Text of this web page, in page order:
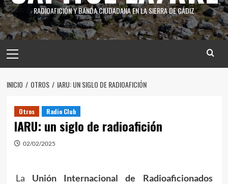
RADIOAFICIÓN Y BANDA CIUDADANA EN LA SIERRA DE CÁDIZ
INICIO OTROS IARU: UN SIGLO DE RADIOAFICIÓN
Otros Radio Club
IARU: un siglo de radioafición
02/02/2025
La Unión Internacional de Radioaficionados